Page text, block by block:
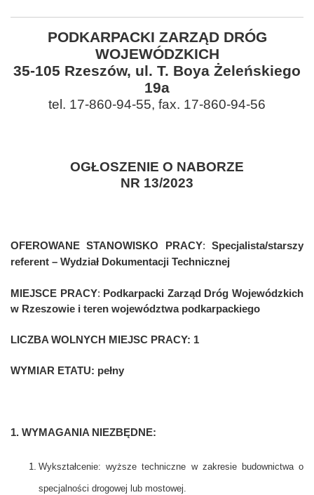
PODKARPACKI ZARZĄD DRÓG
WOJEWÓDZKICH
35-105 Rzeszów, ul. T. Boya Żeleńskiego
19a
tel. 17-860-94-55, fax. 17-860-94-56
OGŁOSZENIE O NABORZE
NR 13/2023
OFEROWANE STANOWISKO PRACY:Specjalista/starszy
referent – Wydział Dokumentacji Technicznej
MIEJSCE PRACY: Podkarpacki Zarząd Dróg Wojewódzkich
w Rzeszowie i teren województwa podkarpackiego
LICZBA WOLNYCH MIEJSC PRACY: 1
WYMIAR ETATU: pełny
1. WYMAGANIA NIEZBĘDNE:
Wykształcenie: wyższe techniczne w zakresie budownictwa o
specjalności drogowej lub mostowej.